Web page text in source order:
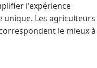
l'expérience
Les agriculteurs
le mieux à